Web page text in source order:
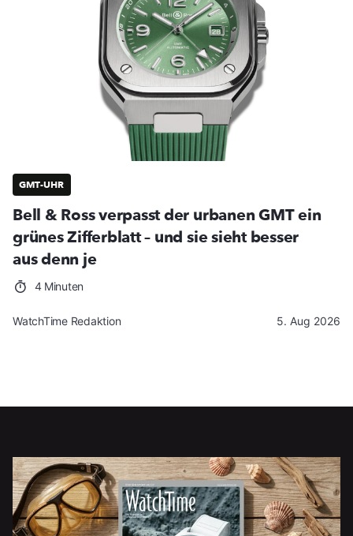
GMT-UHR
Bell & Ross verpasst der urbanen GMT ein
grünes Zifferblatt – und sie sieht besser
aus denn je
4 Minuten
WatchTime Redaktion 5. Aug 2026